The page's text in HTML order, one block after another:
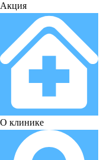
Акция
О клинике